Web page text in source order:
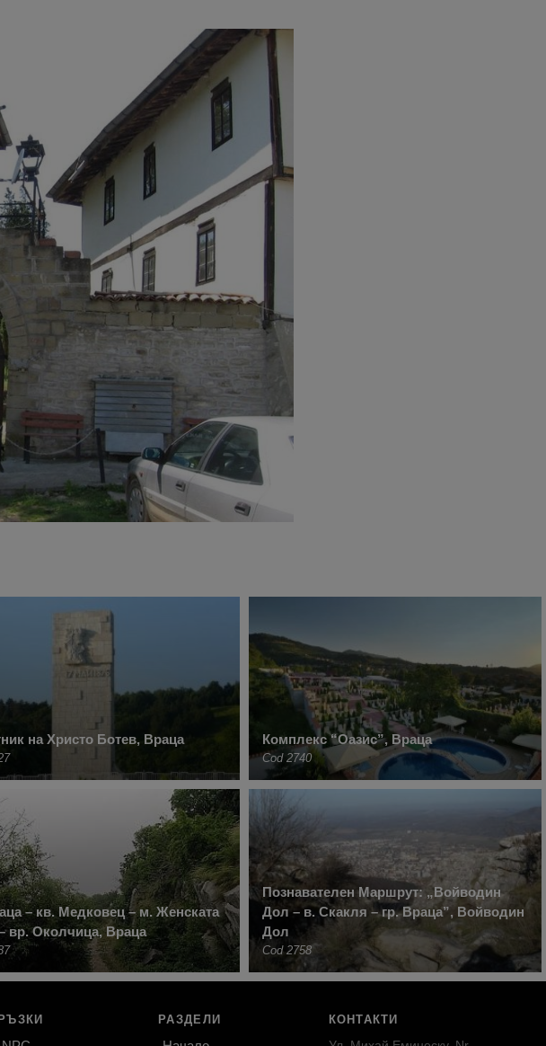
на Христо Ботев, Враца Комплекс “Оазис”, Враца
Cod 2740
– кв. Медковец – м. Женската
вр. Околчица, Враца
Познавателен Маршрут: „Войводин
Дол – в. Скакля – гр. Враца”, Войводин
Дол
Cod 2758
РАЗДЕЛИ КОНТАКТИ